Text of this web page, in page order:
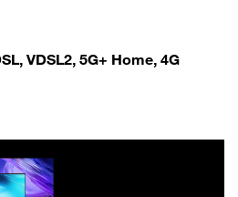
VDSL2, 5G+ Home, 4G